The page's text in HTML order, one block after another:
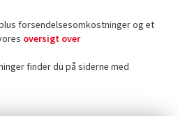
forsendelsesomkostninger og et
oversigt over
finder du på siderne med